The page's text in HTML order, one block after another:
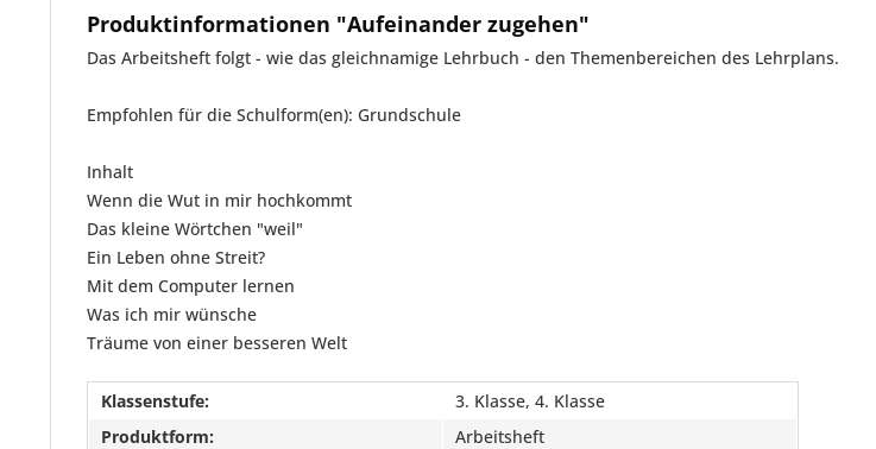
Produktinformationen "Aufeinander zugehen"
Das Arbeitsheft folgt - wie das gleichnamige Lehrbuch - den Themenbereichen des Lehrplans.
Empfohlen für die Schulform(en): Grundschule
Inhalt
Wenn die Wut in mir hochkommt
Das kleine Wörtchen "weil"
Ein Leben ohne Streit?
Mit dem Computer lernen
Was ich mir wünsche
Träume von einer besseren Welt
Klassenstufe:
3. Klasse, 4. Klasse
Produktform:
Arbeitsheft